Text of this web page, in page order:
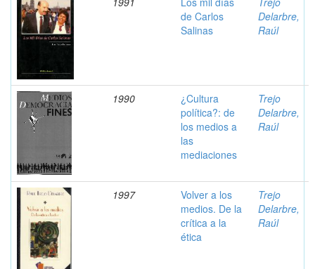
de Carlos
Salinas
Delarbre,
Raúl
1990
¿Cultura
política?: de
los medios a
las
mediaciones
Trejo
Delarbre,
Raúl
1997
Volver a los
medios. De la
crítica a la
ética
Trejo
Delarbre,
Raúl